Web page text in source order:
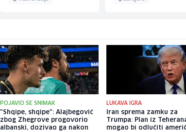
POJAVIO SE SNIMAK
"Shqipe, shqipe": Alajbegović
zbog Zhegrove progovorio
albanski, dozivao ga nakon
LUKAVA IGRA
Iran sprema zamku za
Trumpa: Plan iz
mogao bi odlučiti